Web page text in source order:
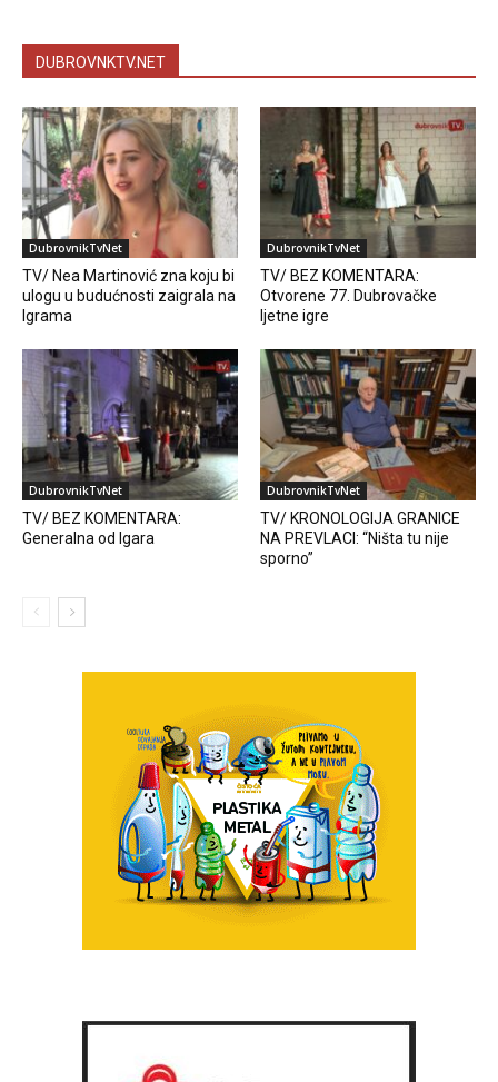
DUBROVNKTV.NET
DubrovnikTvNet
TV/ Nea Martinović zna koju bi
ulogu u budućnosti zaigrala na
Igrama
DubrovnikTvNet
TV/ BEZ KOMENTARA:
Otvorene 77. Dubrovačke
ljetne igre
DubrovnikTvNet
TV/ BEZ KOMENTARA:
Generalna od Igara
DubrovnikTvNet
TV/ KRONOLOGIJA GRANICE
NA PREVLACI: “Ništa tu nije
sporno”